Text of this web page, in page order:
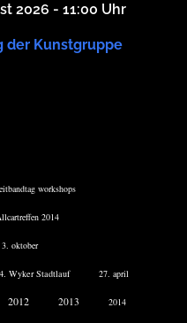
2026 - 11:00 Uhr
der Kunstgruppe
workshops
2014
3. oktober
Wyker Stadtlauf 27. april
2012 2013 2014